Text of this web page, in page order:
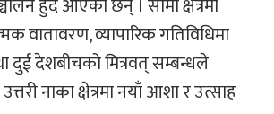
हुँदै आएका छन् । सीमा क्षेत्रमा
वातावरण, व्यापारिक गतिविधिमा
दुई देशबीचको मित्रवत् सम्बन्धले
नाका क्षेत्रमा नयाँ आशा र उत्साह